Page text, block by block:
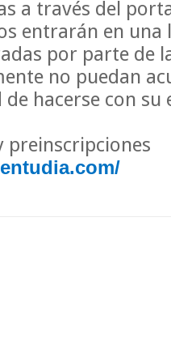
a través del
entrarán en una
por parte de
no puedan
hacerse con su
preinscripciones